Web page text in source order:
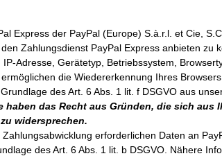
Express der PayPal (Europe) S.à.r.l. et Cie,
Zahlungsdienst PayPal Express anbieten zu
Adresse, Gerätetyp, Betriebssystem,
die Wiedererkennung Ihres Browsers.
des Art. 6 Abs. 1 lit. f DSGVO aus
haben das Recht aus Gründen, die sich aus
widersprechen.
erforderlichen Daten an
des Art. 6 Abs. 1 lit. b DSGVO. Nähere